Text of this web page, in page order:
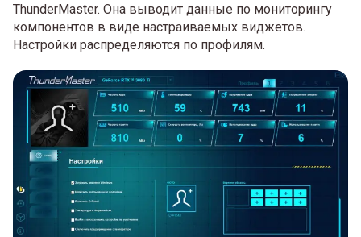
ThunderMaster. Она выводит данные по мониторингу
компонентов в виде настраиваемых виджетов.
Настройки распределяются по профилям.